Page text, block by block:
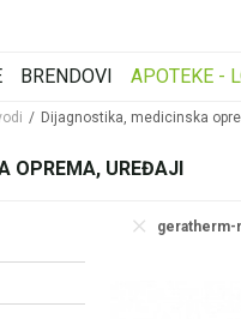
BRENDOVI APOTEKE -
Dijagnostika, medicinska
OPREMA, UREĐAJI
geratherm-